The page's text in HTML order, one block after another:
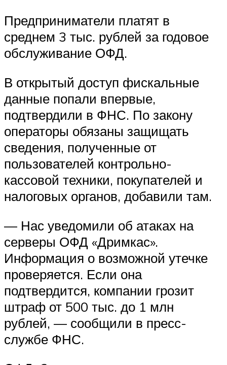
Предприниматели платят в
среднем 3 тыс. рублей за годовое
обслуживание ОФД.
В открытый доступ фискальные
данные попали впервые,
подтвердили в ФНС. По закону
операторы обязаны защищать
сведения, полученные от
пользователей контрольно-
кассовой техники, покупателей и
налоговых органов, добавили там.
— Нас уведомили об атаках на
серверы ОФД «Дримкас».
Информация о возможной утечке
проверяется. Если она
подтвердится, компании грозит
штраф от 500 тыс. до 1 млн
рублей, — сообщили в пресс-
службе ФНС.